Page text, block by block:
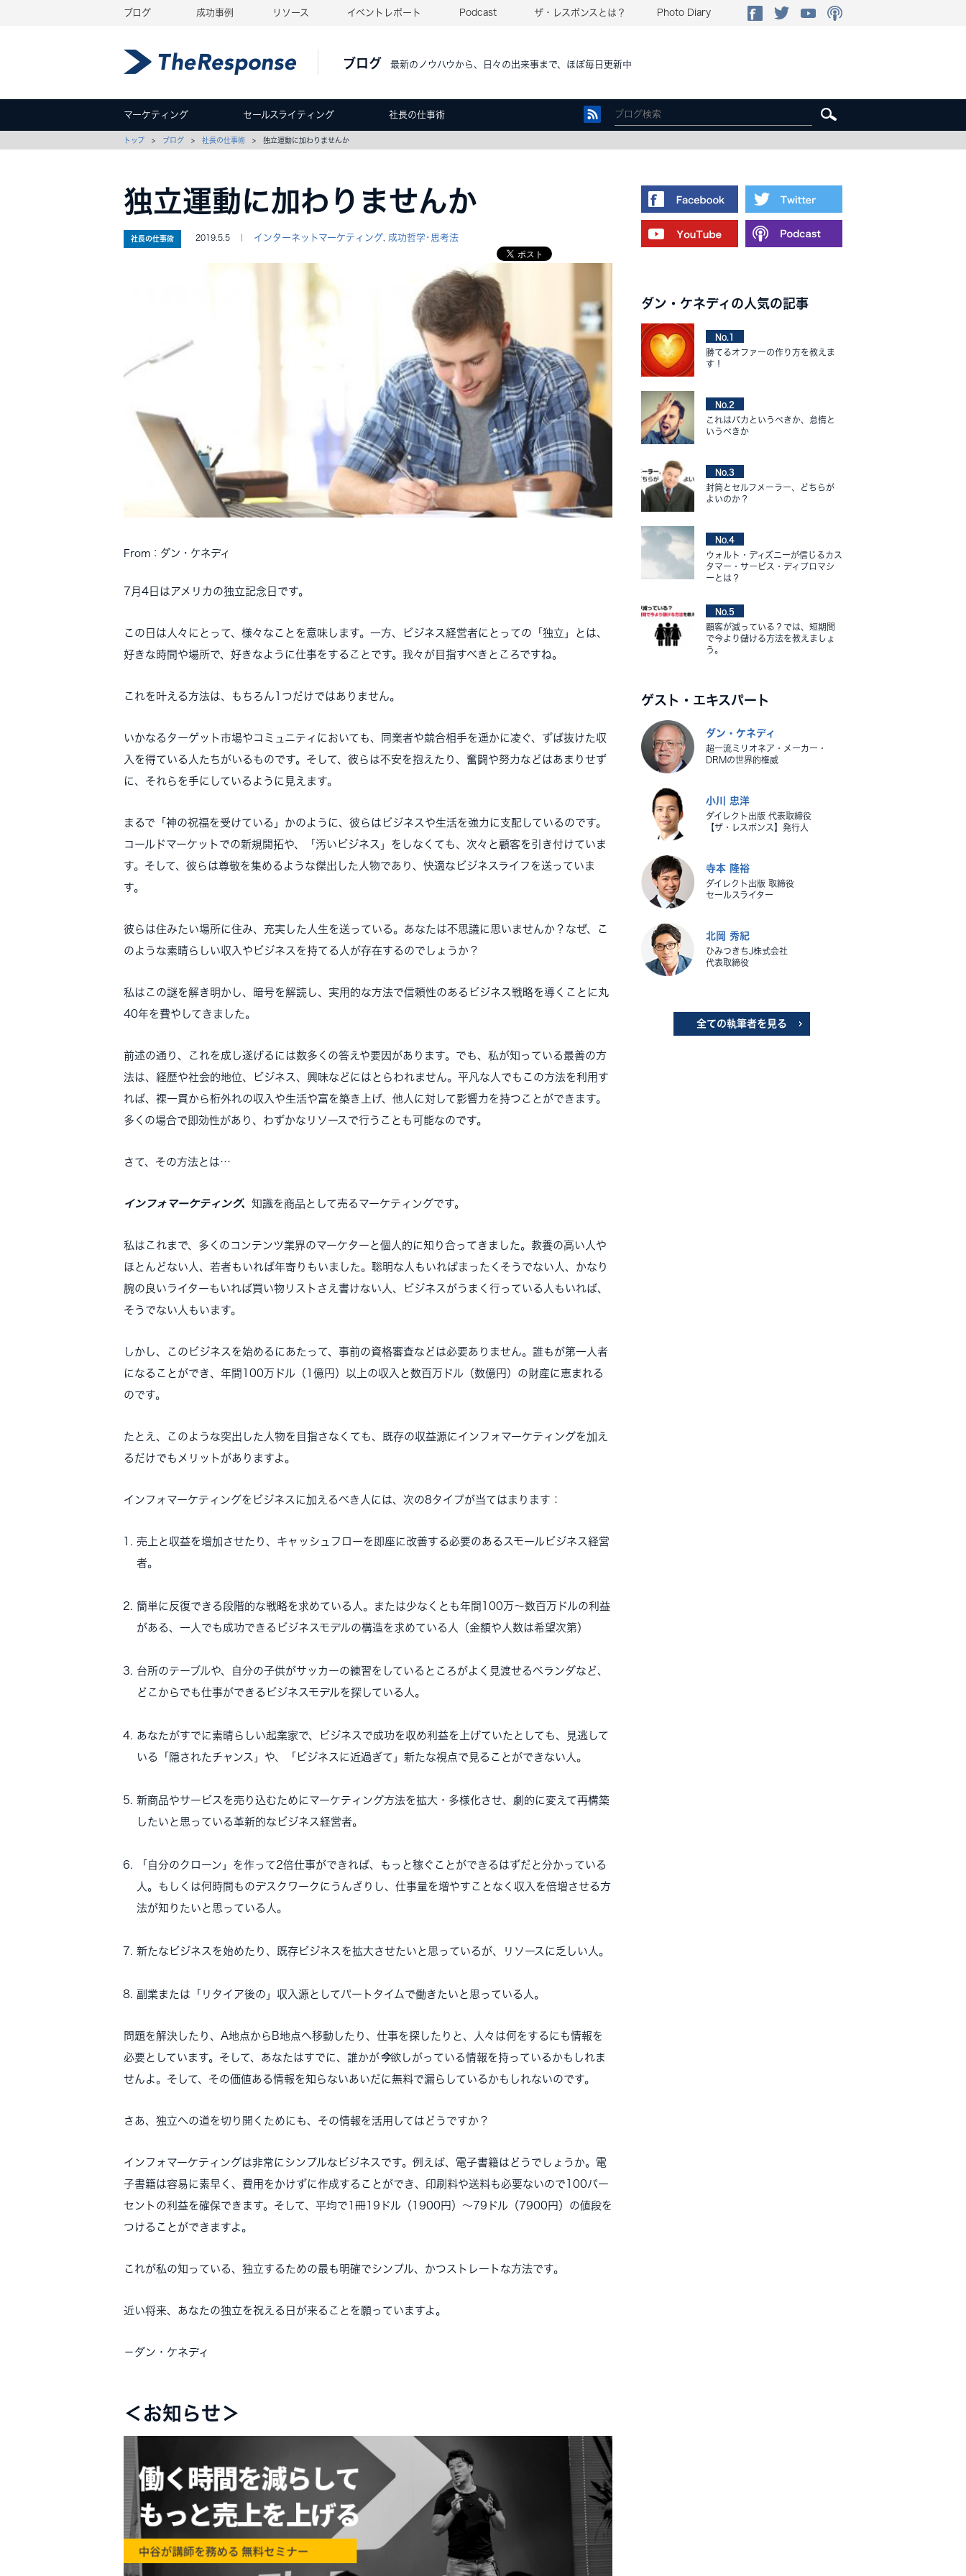
ブログ 成功事例 リソース イベントレポート Podcast ザ・レスポンスとは？ Photo Diary
ブログ 最新のノウハウから、日々の出来事まで、ほぼ毎日更新中
マーケティング セールスライティング 社長の仕事術
トップ > ブログ > 社長の仕事術 > 独立運動に加わりませんか
独立運動に加わりませんか
社長の仕事術 2019.5.5 ｜ インターネットマーケティング 成功哲学･思考法
From：ダン・ケネディ
7月4日はアメリカの独立記念日です。
この日は人々にとって、様々なことを意味します。一方、ビジネス経営者にとっての「独立」とは、
好きな時間や場所で、好きなように仕事をすることです。我々が目指すべきところですね。
これを叶える方法は、もちろん1つだけではありません。
いかなるターゲット市場やコミュニティにおいても、同業者や競合相手を遥かに凌ぐ、ずば抜けた収
入を得ている人たちがいるものです。そして、彼らは不安を抱えたり、奮闘や努力などはあまりせず
に、それらを手にしているように見えます。
まるで「神の祝福を受けている」かのように、彼らはビジネスや生活を強力に支配しているのです。
コールドマーケットでの新規開拓や、「汚いビジネス」をしなくても、次々と顧客を引き付けていま
す。そして、彼らは尊敬を集めるような傑出した人物であり、快適なビジネスライフを送っていま
す。
彼らは住みたい場所に住み、充実した人生を送っている。あなたは不思議に思いませんか？なぜ、こ
のような素晴らしい収入やビジネスを持てる人が存在するのでしょうか？
私はこの謎を解き明かし、暗号を解読し、実用的な方法で信頼性のあるビジネス戦略を導くことに丸
40年を費やしてきました。
前述の通り、これを成し遂げるには数多くの答えや要因があります。でも、私が知っている最善の方
法は、経歴や社会的地位、ビジネス、興味などにはとらわれません。平凡な人でもこの方法を利用す
れば、裸一貫から桁外れの収入や生活や富を築き上げ、他人に対して影響力を持つことができます。
多くの場合で即効性があり、わずかなリソースで行うことも可能なのです。
さて、その方法とは…
インフォマーケティング、 知識を商品として売るマーケティングです。
私はこれまで、多くのコンテンツ業界のマーケターと個人的に知り合ってきました。教養の高い人や
ほとんどない人、若者もいれば年寄りもいました。聡明な人もいればまったくそうでない人、かなり
腕の良いライターもいれば買い物リストさえ書けない人、ビジネスがうまく行っている人もいれば、
そうでない人もいます。
しかし、このビジネスを始めるにあたって、事前の資格審査などは必要ありません。誰もが第一人者
になることができ、年間100万ドル（1億円）以上の収入と数百万ドル（数億円）の財産に恵まれる
のです。
たとえ、このような突出した人物を目指さなくても、既存の収益源にインフォマーケティングを加え
るだけでもメリットがありますよ。
インフォマーケティングをビジネスに加えるべき人には、次の8タイプが当てはまります：
売上と収益を増加させたり、キャッシュフローを即座に改善する必要のあるスモールビジネス経営
者。
簡単に反復できる段階的な戦略を求めている人。または少なくとも年間100万～数百万ドルの利益
がある、一人でも成功できるビジネスモデルの構造を求めている人（金額や人数は希望次第）
台所のテーブルや、自分の子供がサッカーの練習をしているところがよく見渡せるベランダなど、
どこからでも仕事ができるビジネスモデルを探している人。
あなたがすでに素晴らしい起業家で、ビジネスで成功を収め利益を上げていたとしても、見逃して
いる「隠されたチャンス」や、「ビジネスに近過ぎて」新たな視点で見ることができない人。
新商品やサービスを売り込むためにマーケティング方法を拡大・多様化させ、劇的に変えて再構築
したいと思っている革新的なビジネス経営者。
「自分のクローン」を作って2倍仕事ができれば、もっと稼ぐことができるはずだと分かっている
人。もしくは何時間ものデスクワークにうんざりし、仕事量を増やすことなく収入を倍増させる方
法が知りたいと思っている人。
新たなビジネスを始めたり、既存ビジネスを拡大させたいと思っているが、リソースに乏しい人。
副業または「リタイア後の」収入源としてパートタイムで働きたいと思っている人。
問題を解決したり、A地点からB地点へ移動したり、仕事を探したりと、人々は何をするにも情報を
必要としています。そして、あなたはすでに、誰かが今欲しがっている情報を持っているかもしれま
せんよ。そして、その価値ある情報を知らないあいだに無料で漏らしているかもしれないのです。
さあ、独立への道を切り開くためにも、その情報を活用してはどうですか？
インフォマーケティングは非常にシンプルなビジネスです。例えば、電子書籍はどうでしょうか。電
子書籍は容易に素早く、費用をかけずに作成することができ、印刷料や送料も必要ないので100パー
セントの利益を確保できます。そして、平均で1冊19ドル（1900円）～79ドル（7900円）の値段を
つけることができますよ。
これが私の知っている、独立するための最も明確でシンプル、かつストレートな方法です。
近い将来、あなたの独立を祝える日が来ることを願っていますよ。
－ダン・ケネディ
＜お知らせ＞
ダン・ケネディの人気の記事
No.1
勝てるオファーの作り方を教えま
す！
No.2
これはバカというべきか、怠惰と
いうべきか
No.3
封筒とセルフメーラー、どちらが
よいのか？
No.4
ウォルト・ディズニーが信じるカス
タマー・サービス・ディプロマシ
ーとは？
No.5
顧客が減っている？では、短期間
で今より儲ける方法を教えましょ
う。
ゲスト・エキスパート
ダン・ケネディ
超一流ミリオネア・メーカー・
DRMの世界的権威
小川 忠洋
ダイレクト出版 代表取締役
【ザ・レスポンス】発行人
寺本 隆裕
ダイレクト出版 取締役
セールスライター
北岡 秀紀
ひみつきちJ株式会社
代表取締役
全ての執筆者を見る